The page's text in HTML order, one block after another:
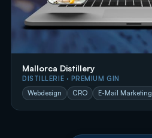
Mallorca Distillery
DISTILLERIE · PREMIUM GIN
Webdesign
CRO E-Mail Marketing